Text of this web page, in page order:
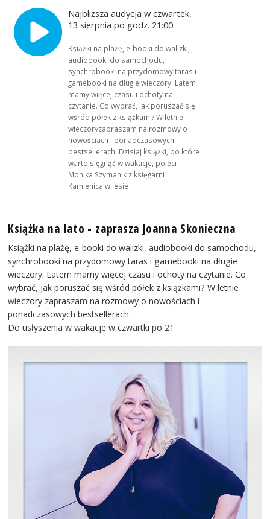
Najbliższa audycja w czwartek,
13 sierpnia po godz. 21:00
Książki na plażę, e-booki do walizki,
audiobooki do samochodu,
synchrobooki na przydomowy taras i
gamebooki na długie wieczory. Latem
mamy więcej czasu i ochoty na
czytanie. Co wybrać, jak poruszać się
wśród półek z książkami? W letnie
wieczoryzapraszam na rozmowy o
nowościach i ponadczasowych
bestsellerach. Dzisiaj książki, po które
warto sięgnąć w wakacje, poleci
Monika Szymanik z księgarni
Kamienica w lesie
Książka na lato - zaprasza Joanna Skonieczna
Książki na plażę, e-booki do walizki, audiobooki do samochodu,
synchrobooki na przydomowy taras i gamebooki na długie
wieczory. Latem mamy więcej czasu i ochoty na czytanie. Co
wybrać, jak poruszać się wśród półek z książkami? W letnie
wieczory zapraszam na rozmowy o nowościach i
ponadczasowych bestsellerach.
Do usłyszenia w wakacje w czwartki po 21